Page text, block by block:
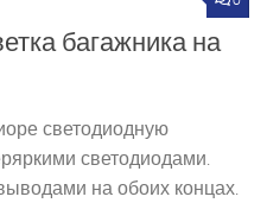
багажника на
светодиодную
светодиодами.
на обоих концах.